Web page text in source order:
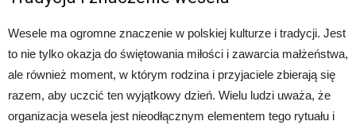
Wesele ma ogromne znaczenie w polskiej kulturze i tradycji. Jest
to nie tylko okazja do świętowania miłości i zawarcia małżeństwa,
ale również moment, w którym rodzina i przyjaciele zbierają się
razem, aby uczcić ten wyjątkowy dzień. Wielu ludzi uważa, że
organizacja wesela jest nieodłącznym elementem tego rytuału i